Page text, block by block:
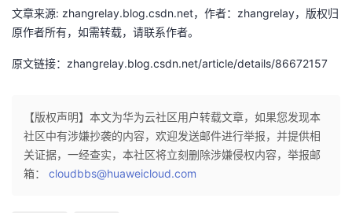
文章来源: zhangrelay.blog.csdn.net，作者：zhangrelay，版权归
原作者所有，如需转载，请联系作者。
原文链接：zhangrelay.blog.csdn.net/article/details/86672157
【版权声明】本文为华为云社区用户转载文章，如果您发现本
社区中有涉嫌抄袭的内容，欢迎发送邮件进行举报，并提供相
关证据，一经查实，本社区将立刻删除涉嫌侵权内容，举报邮
箱： cloudbbs@huaweicloud.com